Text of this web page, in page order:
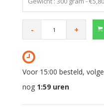
- +
Voor 15:00 besteld,
nog 1:59 uren